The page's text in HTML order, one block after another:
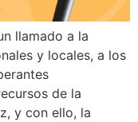
llamado a la
y locales, a los
de la
y con ello, la